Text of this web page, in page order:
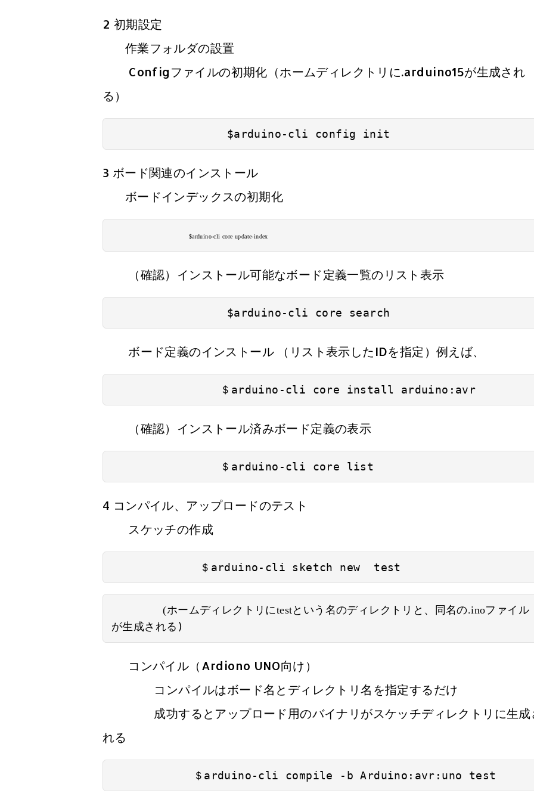
2 初期設定
作業フォルダの設置
Configファイルの初期化（ホームディレクトリに.arduino15が生成され
る）
$arduino-cli config init
3 ボード関連のインストール
ボードインデックスの初期化
$arduino-cli core update-index
（確認）インストール可能なボード定義一覧のリスト表示
$arduino-cli core search
ボード定義のインストール （リスト表示したIDを指定）例えば、
＄arduino-cli core install arduino:avr
（確認）インストール済みボード定義の表示
＄arduino-cli core list
4 コンパイル、アップロードのテスト
スケッチの作成
＄arduino-cli sketch new  test
(ホームディレクトリにtestという名のディレクトリと、同名の.inoファイル
が生成される )
コンパイル（Ardiono UNO向け）
コンパイルはボード名とディレクトリ名を指定するだけ
成功するとアップロード用のバイナリがスケッチディレクトリに生成
れる
＄arduino-cli compile -b Arduino:avr:uno test